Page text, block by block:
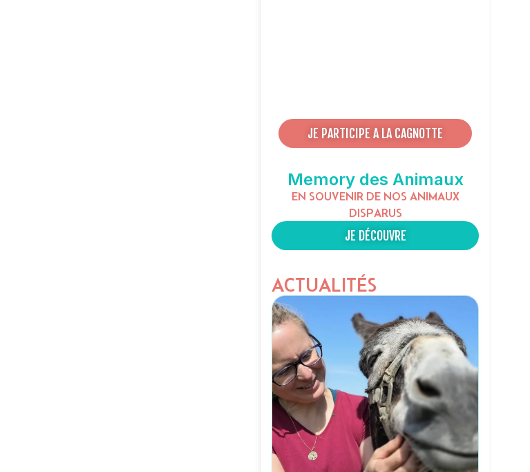
JE PARTICIPE A LA CAGNOTTE
Memory des Animaux
EN SOUVENIR DE NOS ANIMAUX
DISPARUS
JE DÉCOUVRE
ACTUALITÉS